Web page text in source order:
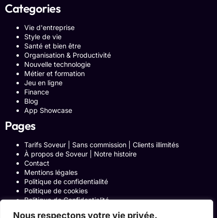
Nous respectons votre vie privée.
Categories
Vie d'entreprise
Style de vie
Santé et bien être
Organisation & Productivité
Nouvelle technologie
Métier et formation
Jeu en ligne
Finance
Blog
App Showcase
Pages
Tarifs Soveur | Sans commission | Clients illimités
À propos de Soveur | Notre histoire
Contact
Mentions légales
Politique de confidentialité
Politique de cookies
Politique de Confidentialité